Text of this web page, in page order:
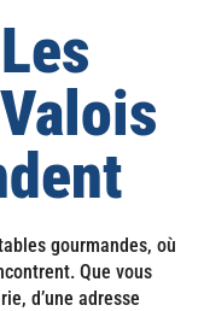
gourmandes, où
Que vous
d’une adresse